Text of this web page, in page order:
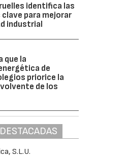
identifica las
para mejorar
industrial
que la
de
priorice la
de los